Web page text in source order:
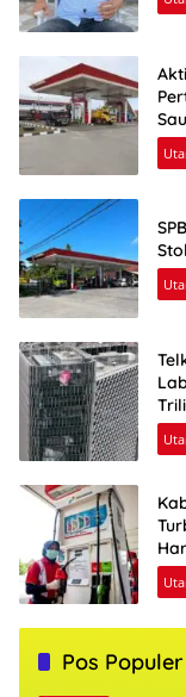
Pos Populer